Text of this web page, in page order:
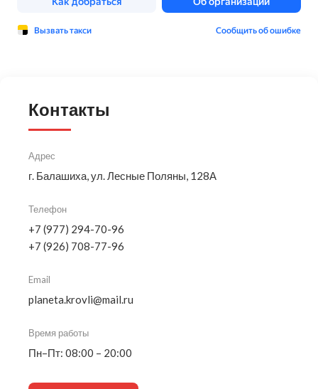
Контакты
Адрес
г. Балашиха, ул. Лесные Поляны, 128А
Телефон
+7 (977) 294-70-96
+7 (926) 708-77-96
Email
planeta.krovli@mail.ru
Время работы
Пн–Пт: 08:00 – 20:00